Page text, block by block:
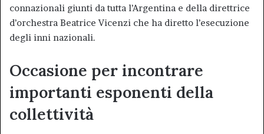
connazionali giunti da tutta l’Argentina e della direttrice
d’orchestra Beatrice Vicenzi che ha diretto l’esecuzione
degli inni nazionali.
Occasione per incontrare
importanti esponenti della
collettività